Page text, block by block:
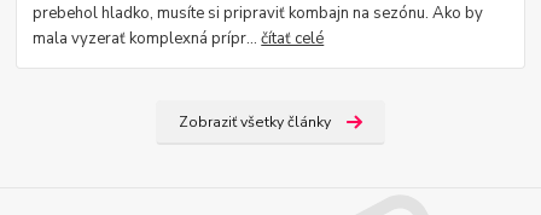
prebehol hladko, musíte si pripraviť kombajn na sezónu. Ako by
mala vyzerať komplexná prípr...čítať celé
Zobraziť všetky články